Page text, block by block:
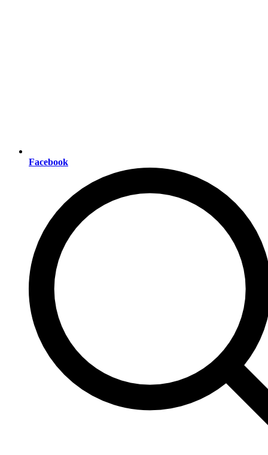
Facebook